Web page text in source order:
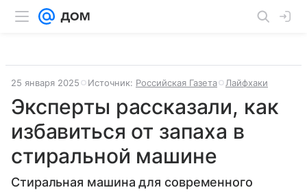
25 января 2025 Источник: Российская Газета Лайфхаки
Эксперты рассказали, как
избавиться от запаха в
стиральной машине
Стиральная машина для современного